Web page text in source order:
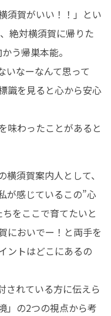
須賀がいい！！」とい
、絶対横須賀に帰りた
う帰巣本能。
いなーなんて思って
識を見ると心から安心
味わったことがあると
須賀案内人として、
が感じているこの”心
をここで育てたいと
においでー！と両手を
ントはどこにあるの
されている方に伝えら
」の2つの視点から考